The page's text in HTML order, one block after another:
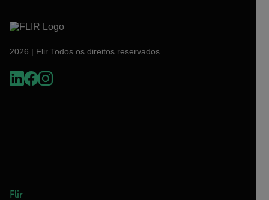
2026 | Flir Todos os direitos reservados.
Flir